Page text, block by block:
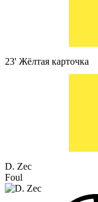
23' Жёлтая карточка
D. Zec
Foul